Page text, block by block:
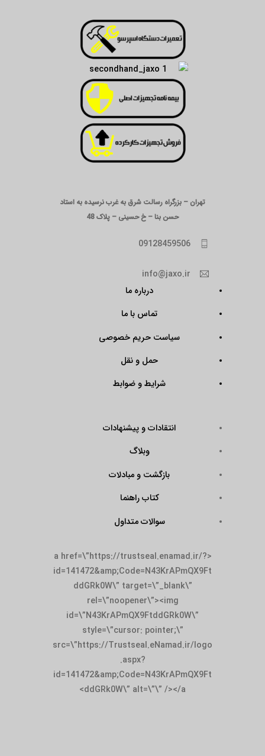
تهران – بزرگراه رسالت شرق به غرب نرسیده به استاد
حسن بنا – خ حسینی – پلاک 48
09128459506
info@jaxo.ir
درباره ما
تماس با ما
سیاست حریم خصوصی
حمل و نقل
شرایط و ضوابط
انتقادات و پیشنهادات
وبلاگ
بازگشت و مبادلات
کتاب راهنما
سوالات متداول
<a href=\”https://trustseal.enamad.ir/?
id=141472&amp;Code=N43KrAPmQX9Ft
ddGRk0W\” target=\”_blank\”
rel=\”noopener\”><img
id=\”N43KrAPmQX9FtddGRk0W\”
style=\”cursor: pointer;\”
src=\”https://Trustseal.eNamad.ir/logo
.aspx?
id=141472&amp;Code=N43KrAPmQX9Ft
ddGRk0W\” alt=\”\” /></a>